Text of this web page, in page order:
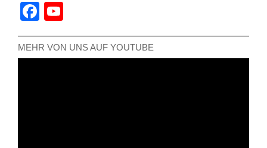
Facebook
Channel
MEHR VON UNS AUF YOUTUBE